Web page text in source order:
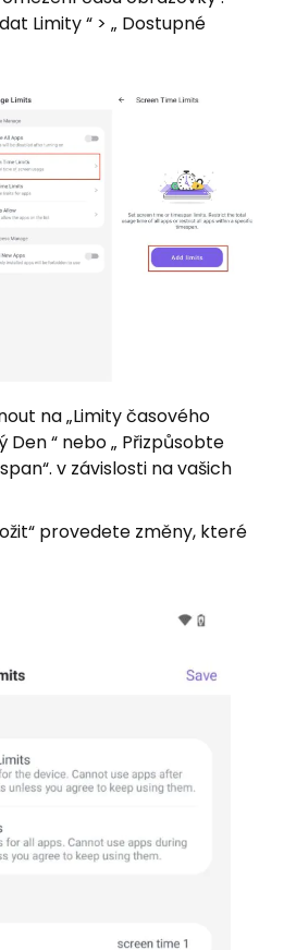
Limity “ > „ Dostupné
na „Limity časového
Den “ nebo „ Přizpůsobte
v závislosti na vašich
provedete změny, které